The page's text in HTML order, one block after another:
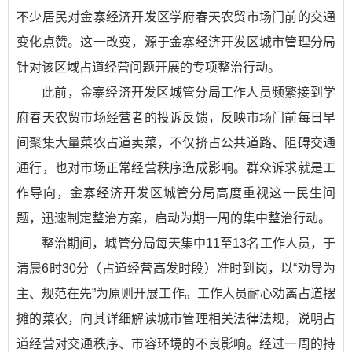
不少居民对金寨经济开发区学府春天农贸市场门前的交通
变化点赞。这一改变，源于金寨经济开发区城市管理分局
针对该区域占道经营问题开展的专项整治行动。
此前，金寨经济开发区城管分局工作人员频繁接到学
府春天农贸市场经营者的投诉反馈，反映市场门前每日早
间聚集大量菜农占道卖菜，不仅挤占公共道路、阻碍交通
通行，也对市场正常经营秩序造成影响。群众诉求就是工
作导向，金寨经济开发区城管分局高度重视这一民生问
题，迅速制定整治方案，启动为期一周的集中整治行动。
整治期间，城管分局每天集中11至13名工作人员，于
清晨6时30分（占道经营高发时段）准时到岗，以“劝导为
主、规范在先”为原则开展工作。工作人员耐心劝离占道摆
摊的菜农，向其详细解读城市管理相关法律法规，说明占
道经营对交通秩序、市容环境的不良影响。经过一周的持